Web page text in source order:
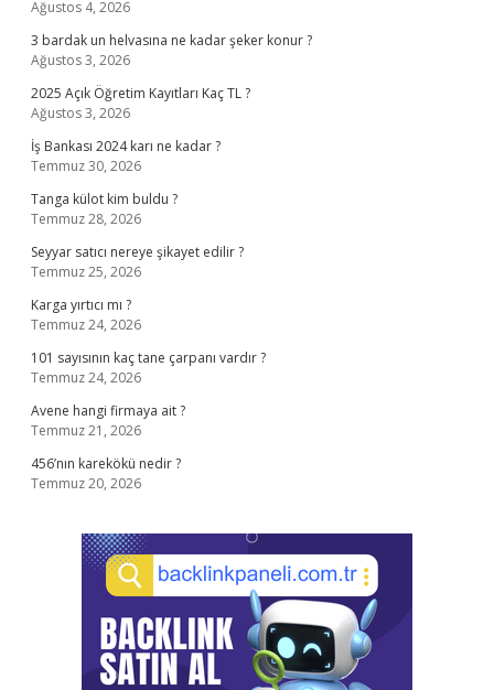
Ağustos 4, 2026
3 bardak un helvasına ne kadar şeker konur ?
Ağustos 3, 2026
2025 Açık Öğretim Kayıtları Kaç TL ?
Ağustos 3, 2026
İş Bankası 2024 karı ne kadar ?
Temmuz 30, 2026
Tanga külot kim buldu ?
Temmuz 28, 2026
Seyyar satıcı nereye şikayet edilir ?
Temmuz 25, 2026
Karga yırtıcı mı ?
Temmuz 24, 2026
101 sayısının kaç tane çarpanı vardır ?
Temmuz 24, 2026
Avene hangi firmaya ait ?
Temmuz 21, 2026
456’nın karekökü nedir ?
Temmuz 20, 2026